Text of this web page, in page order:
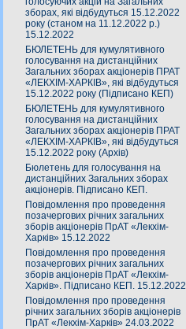
зборах, які відбудуться 15.12.2022
року (станом на 11.12.2022 р.)
15.12.2022
БЮЛЕТЕНЬ для кумулятивного
голосування на дистанційних
Загальних зборах акціонерів ПРАТ
«ЛЕКХІМ-ХАРКІВ», які відбудуться
15.12.2022 року (Підписано КЕП)
БЮЛЕТЕНЬ для кумулятивного
голосування на дистанційних
Загальних зборах акціонерів ПРАТ
«ЛЕКХІМ-ХАРКІВ», які відбудуться
15.12.2022 року (Архів)
Бюлетень для голосування на
дистанційних Загальних зборах
акціонерів. Підписано КЕП.
Повідомлення про проведення
позачергових річних загальних
зборів акціонерів ПрАТ «Лекхім-
Харків» 15.12.2022
Повідомлення про проведення
позачергових річних загальних
зборів акціонерів ПрАТ «Лекхім-
Харків». Підписано КЕП. 15.12.2022
Повідомлення про проведення
річних загальних зборів акціонерів
ПрАТ «Лекхім-Харків» 24.03.2022